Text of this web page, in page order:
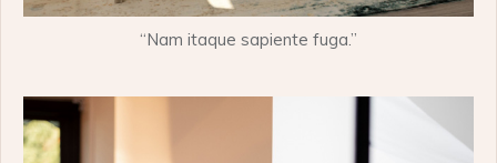
“Nam itaque sapiente fuga.”